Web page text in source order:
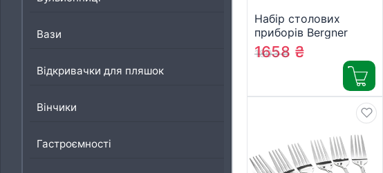
Вази
Відкривачки для пляшок
Вінчики
Гастроємності
Набір столових
приборів Bergner
Torino 24 предмета
(BG-5160-MM)
1803₴
1658 ₴